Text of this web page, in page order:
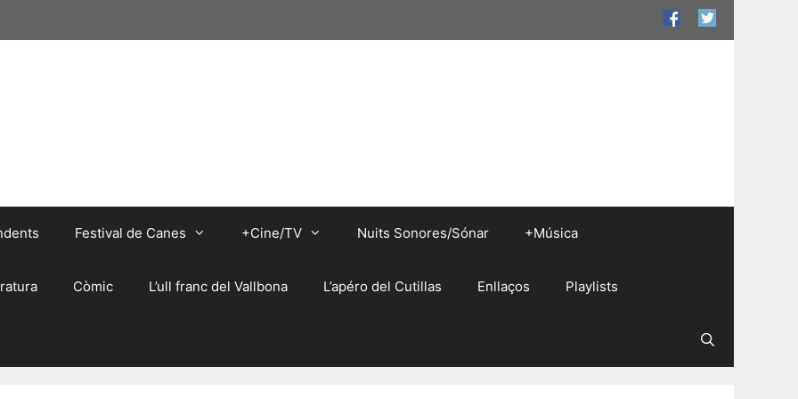
Festival de Canes +Cine/TV Nuits Sonores/Sónar +Música
Còmic L’ull franc del Vallbona L’apéro del Cutillas Enllaços Playlists